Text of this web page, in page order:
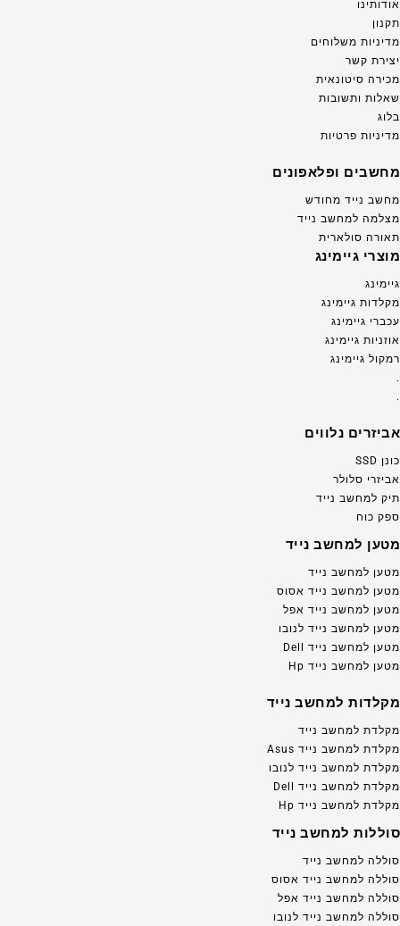
אודותינו
תקנון
מדיניות משלוחים
יצירת קשר
מכירה סיטונאית
שאלות ותשובות
בלוג
מדיניות פרטיות
מחשבים ופלאפונים
מחשב נייד מחודש
מצלמה למחשב נייד
תאורה סולארית
מוצרי גיימינג
גיימינג
מקלדות גיימינג
עכברי גיימינג
אוזניות גיימינג
רמקול גיימינג
.
.
אביזרים נלווים
כונן SSD
אביזרי סלולר
תיק למחשב נייד
ספק כוח
מטען למחשב נייד
מטען למחשב נייד
מטען למחשב נייד אסוס
מטען למחשב נייד אפל
מטען למחשב נייד לנובו
מטען למחשב נייד Dell
מטען למחשב נייד Hp
מקלדות למחשב נייד
מקלדת למחשב נייד
מקלדת למחשב נייד Asus
מקלדת למחשב נייד לנובו
מקלדת למחשב נייד Dell
מקלדת למחשב נייד Hp
סוללות למחשב נייד
סוללה למחשב נייד
סוללה למחשב נייד אסוס
סוללה למחשב נייד אפל
סוללה למחשב נייד לנובו